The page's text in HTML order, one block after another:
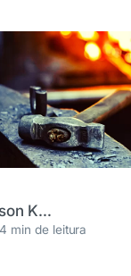
Jefferson Kleber Forti
4 min de leitura